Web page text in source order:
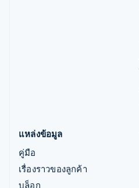
แหล่งข้อมูล
คู่มือ
เรื่องราวของลูกค้า
บล็อก